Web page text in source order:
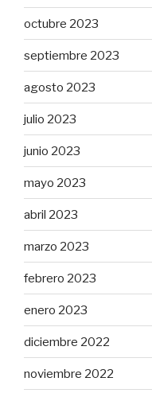
octubre 2023
septiembre 2023
agosto 2023
julio 2023
junio 2023
mayo 2023
abril 2023
marzo 2023
febrero 2023
enero 2023
diciembre 2022
noviembre 2022